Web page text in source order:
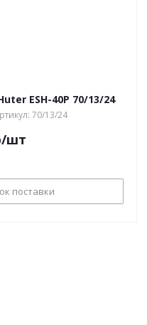
ESH-40P 70/13/24
70/13/24
/шт
поставки